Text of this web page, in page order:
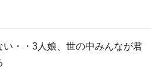
・・3人娘、世の中みんなが君